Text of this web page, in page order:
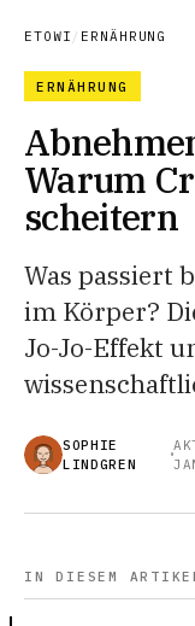
ETOWI / ERNÄHRUNG
ERNÄHRUNG
Warum
scheitern
Was passiert
im Körper?
Jo-Jo-Effekt
SOPHIE
LINDGREN
IN DIESEM ARTIKEL